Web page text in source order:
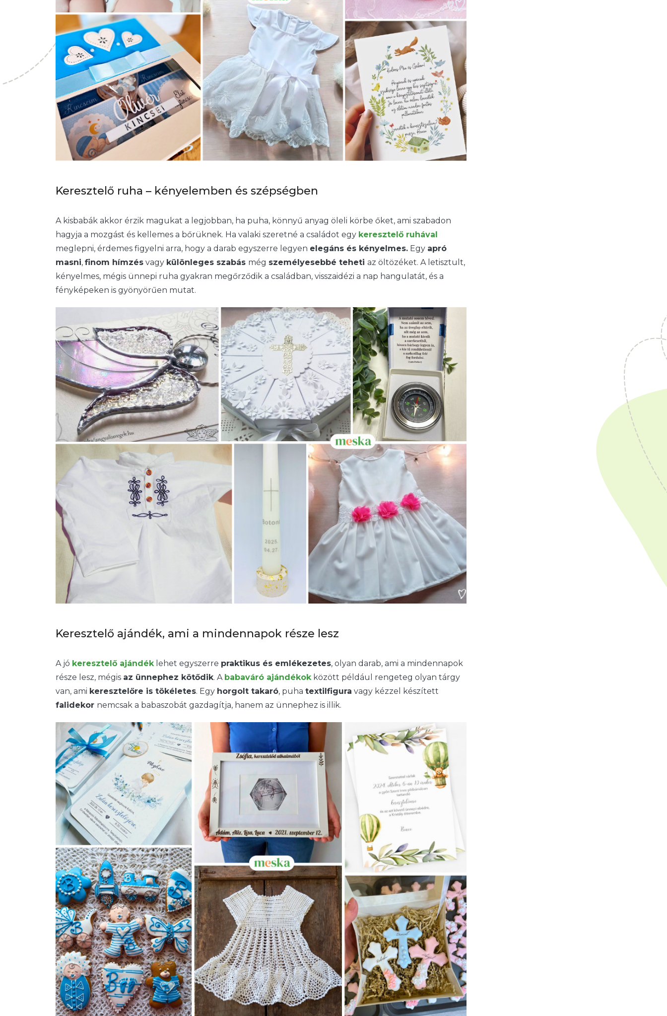
Keresztelő ruha – kényelemben és szépségben
A kisbabák akkor érzik magukat a legjobban, ha puha, könnyű anyag öleli körbe őket, ami szabadon
hagyja a mozgást és kellemes a bőrüknek. Ha valaki szeretné a családot egy keresztelő ruhával
meglepni, érdemes figyelni arra, hogy a darab egyszerre legyen elegáns és kényelmes. Egy apró
masni, finom hímzés vagy különleges szabás még személyesebbé teheti az öltözéket. A letisztult,
kényelmes, mégis ünnepi ruha gyakran megőrződik a családban, visszaidézi a nap hangulatát, és a
fényképeken is gyönyörűen mutat.
Keresztelő ajándék, ami a mindennapok része lesz
A jó keresztelő ajándéklehet egyszerre praktikus és emlékezetes, olyan darab, ami a mindennapok
része lesz, mégis az ünnephez kötődik. A babaváró ajándékokközött például rengeteg olyan tárgy
van, ami keresztelőre is tökéletes. Egy horgolt takaró, puha textilfigura vagy kézzel készített
falidekor nemcsak a babaszobát gazdagítja, hanem az ünnephez is illik.